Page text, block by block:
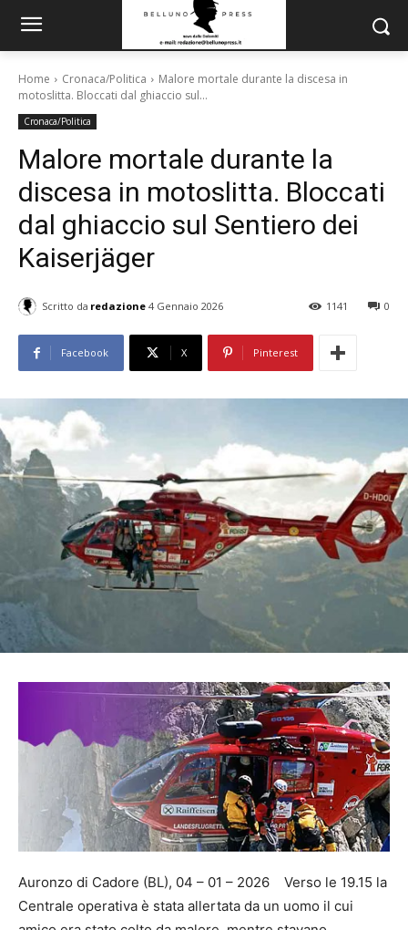
Home Cronaca/Politica
Malore mortale durante la discesa in
motoslitta. Bloccati dal ghiaccio sul...
Cronaca/Politica
Malore mortale durante la
discesa in motoslitta. Bloccati
dal ghiaccio sul Sentiero dei
Kaiserjäger
Scritto da redazione 4 Gennaio 2026 0
1141
Facebook X Pinterest
Auronzo di Cadore (BL), 04 – 01 – 2026 Verso le 19.15 la
Centrale operativa è stata allertata da un uomo il cui